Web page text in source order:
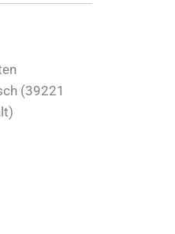
(39221
)